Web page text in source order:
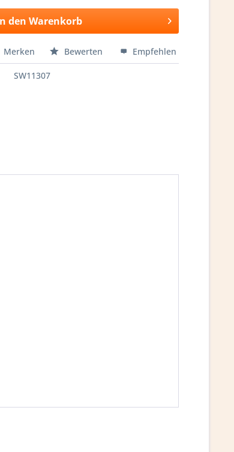
den Warenkorb
Merken Bewerten Empfehlen
SW11307